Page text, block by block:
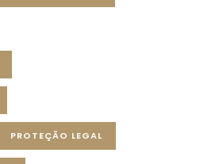
PROTEÇÃO LEGAL